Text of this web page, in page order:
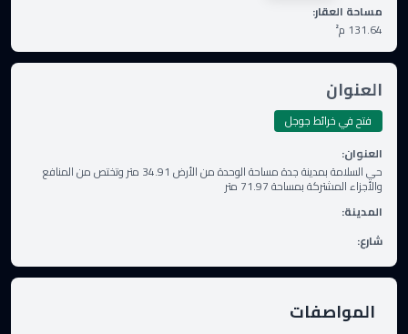
مساحة العقار:
131.64 م²
العنوان
فتح في خرائط جوجل
العنوان:
حي السلامة بمدينة جدة مساحة الوحدة من الأرض 34.91 متر وتختص من المنافع
والأجزاء المشتركة بمساحة 71.97 متر
المدينة:
شارع:
المواصفات